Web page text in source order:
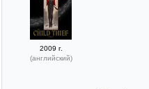
2009 г.
(английский)